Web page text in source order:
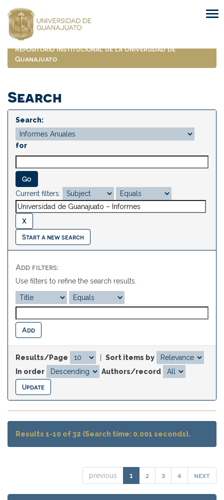
navigation
Repositorio Institucional de la Universidad de
Guanajuato
Search
Search:
for
Current filters:
Start a new search
Add filters:
Use filters to refine the search results.
Results/Page
Sort items by
In order
Authors/record
Results 1-10 of 32 (Search time: 0.001 seconds).
previous 1 2 3 4 next